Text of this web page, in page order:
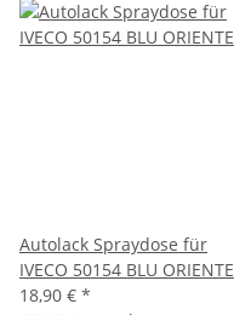
Autolack Spraydose für
IVECO 50154 BLU ORIENTE
18,90 € *